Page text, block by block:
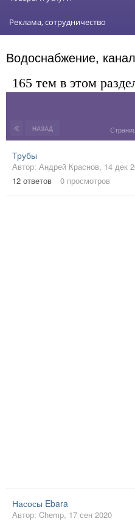
Реклама, сотрудничество
Водоснабжение,
165 тем в этом
НАЗАД
Трубы
Автор: Андрей Краснов, 14 дек
12 ответов 0 просмотров
Насосы Ebara
Автор: Chemp, 17 сен 2020